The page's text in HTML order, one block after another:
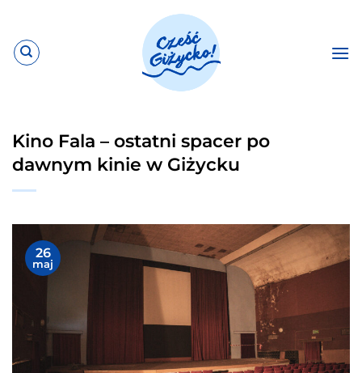
zawartości
Kino Fala – ostatni spacer po
dawnym kinie w Giżycku
26
maj